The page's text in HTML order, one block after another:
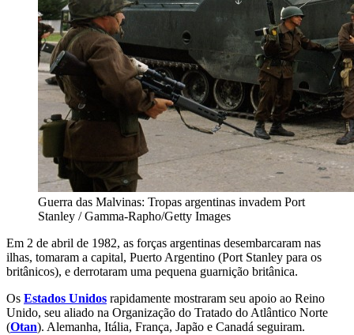
Guerra das Malvinas: Tropas argentinas invadem Port
Stanley / Gamma-Rapho/Getty Images
Em 2 de abril de 1982, as forças argentinas desembarcaram nas
ilhas, tomaram a capital, Puerto Argentino (Port Stanley para os
britânicos), e derrotaram uma pequena guarnição britânica.
Os Estados Unidos rapidamente mostraram seu apoio ao Reino
Unido, seu aliado na Organização do Tratado do Atlântico Norte
(Otan). Alemanha, Itália, França, Japão e Canadá seguiram.